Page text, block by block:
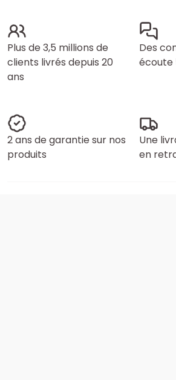
Plus de 3,5 millions de
clients livrés depuis 20
ans
Des
écoute
2 ans de garantie sur nos
produits
Une
en